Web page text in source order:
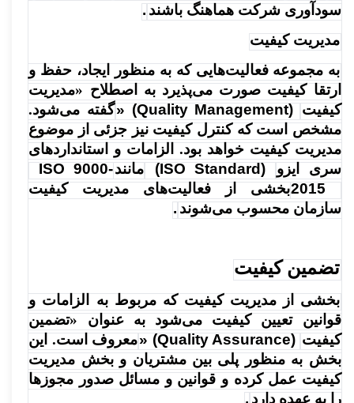
سودآوری شرکت هماهنگ باشند .
مدیریت کیفیت
به مجموعه فعالیت‌هایی که به منظور ایجاد، حفظ و
ارتقا کیفیت صورت می‌پذیرد به اصطلاح «مدیریت
کیفیت » (Quality Management)گفته می‌شود.
مشخص است که کنترل کیفیت نیز جزئی از موضوع
مدیریت کیفیت خواهد بود. الزامات و استانداردهای
سری ایزو
(ISO Standard) مانندISO 9000-
2015بخشی از فعالیت‌های مدیریت کیفیت
سازمان محسوب می‌شوند .
تضمین کیفیت
بخشی از مدیریت کیفیت که مربوط به الزامات و
قوانین تعیین کیفیت می‌شود به عنوان «تضمین
کیفیت » (Quality Assurance)معروف است. این
بخش به منظور پلی بین مشتریان و بخش مدیریت
کیفیت عمل کرده و قوانین و مسائل صدور مجوزها
را به عهده دارد .